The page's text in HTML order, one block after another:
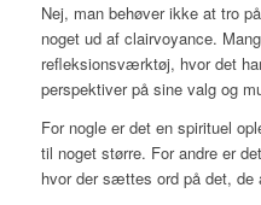
Nej, man behøver ikke at tro
noget ud af clairvoyance.
refleksionsværktøj, hvor det
perspektiver på sine valg og
For nogle er det en spirituel
til noget større. For andre er
hvor der sættes ord på det, de